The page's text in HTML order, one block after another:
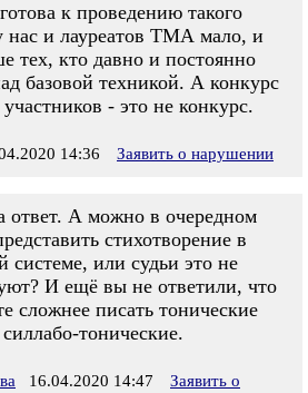
к проведению такого
нас и лауреатов ТМА мало, и
тех, кто давно и постоянно
базовой техникой. А конкурс
участников - это не конкурс.
14:36 Заявить о нарушении
ответ. А можно в очередном
стихотворение в
системе, или судьи это не
И ещё вы не ответили, что
сложнее писать тонические
тонические.
16.04.2020 14:47
Заявить о